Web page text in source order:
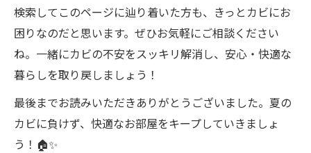
検索してこのページに辿り着いた方も、きっとカビにお
困りなのだと思います。ぜひお気軽にご相談ください
ね。一緒にカビの不安をスッキリ解消し、安心・快適な
暮らしを取り戻しましょう！
最後までお読みいただきありがとうございました。夏の
カビに負けず、快適なお部屋をキープしていきましょ
う！🏠✨